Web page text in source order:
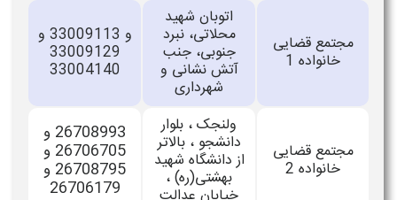
مجتمع قضایی
خانواده 1
اتوبان شهید
محلاتی، نبرد
جنوبی، جنب
آتش نشانی و
شهرداری
و 33009113 و
33009129
33004140
مجتمع قضایی
خانواده 2
ولنجک ، بلوار
دانشجو ، بالاتر
از دانشگاه شهید
بهشتی(ره) ،
26708993 و
26706705 و
26708795 و
26706179